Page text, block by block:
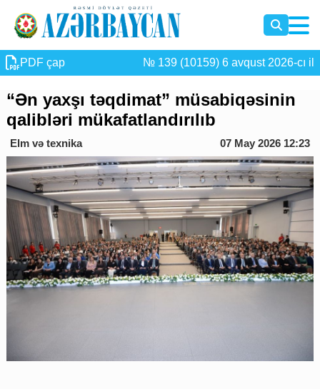
PDF çap № 139 (10159) 6 avqust 2026-cı il
“Ən yaxşı təqdimat” müsabiqəsinin
qalibləri mükafatlandırılıb
Elm və texnika 07 May 2026 12:23